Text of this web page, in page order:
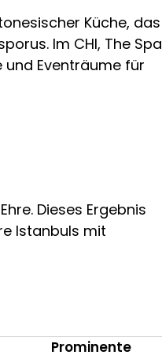
Küche, das
Im CHI, The Spa
Eventräume für
Dieses Ergebnis
Istanbuls mit
Prominente